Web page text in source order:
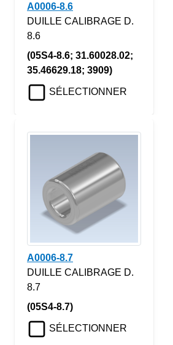
A0006-8.6
DUILLE CALIBRAGE D.
8.6
(05S4-8.6; 31.60028.02;
35.46629.18; 3909)
SÉLECTIONNER
A0006-8.7
DUILLE CALIBRAGE D.
8.7
(05S4-8.7)
SÉLECTIONNER